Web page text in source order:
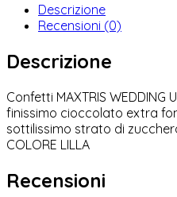
Descrizione
Recensioni (0)
Descrizione
Confetti MAXTRIS WEDDING
finissimo cioccolato extra
sottilissimo strato di
COLORE LILLA
Recensioni